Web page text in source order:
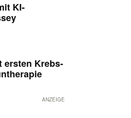
KI-
ersten Krebs-
ANZEIGE